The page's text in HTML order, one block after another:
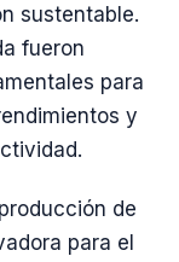
sustentable.
fueron
para
y
de
para el